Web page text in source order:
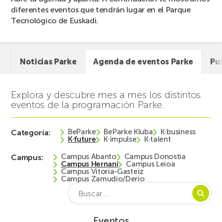
diferentes eventos que tendrán lugar en el Parque
Tecnológico de Euskadi.
Noticias Parke Agenda de eventos Parke
Explora y descubre mes a mes los distintos
eventos de la programación Parke.
Categoría: BeParke BeParke Kluba
K·business
K·future
K·impulse K·talent
Campus: Campus Abanto
Campus Donostia
Campus Hernani
Campus Leioa
Campus Vitoria-Gasteiz
Campus Zamudio/Derio